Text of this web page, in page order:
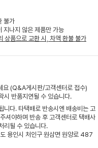
불가
지나지 않은 제품만 가능
상품으로 교환 시, 차액 환불 불가
요 (Q&A게시판/고객센터로 접수)
반품지연될 수 있습니다.
니다. 타택배로 반송시엔 배송비는 고
셔야하며 반송 후 고객센터로 택배사
리될 수 있습니다.
용인시 처인구 원삼면 원양로 487